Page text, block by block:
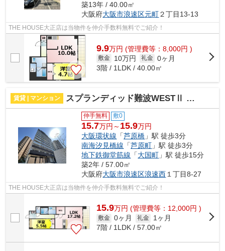
築13年 / 40.00㎡
大阪府大阪市浪速区元町２丁目13-13
THE HOUSE大正店は当物件を仲介手数料無料でご紹介！
9.9万円 (管理費等：8,000円 )
敷金 10万円 礼金 0ヶ月
3階 / 1LDK / 40.00㎡
賃貸 | マンション スプランディッド難波WESTⅡ 仲介手数料無料
仲手無料 敷0
15.7万円～ 15.9万円
大阪環状線 「芦原橋 」駅 徒歩3分
南海汐見橋線 「芦原町 」駅 徒歩3分
地下鉄御堂筋線 「大国町 」駅 徒歩15分
築2年 / 57.00㎡
大阪府大阪市浪速区浪速西 １丁目8-27
THE HOUSE大正店は当物件を仲介手数料無料でご紹介！
15.9万円 (管理費等：12,000円 )
敷金 0ヶ月 礼金
1ヶ月
7階 / 1LDK / 57.00㎡